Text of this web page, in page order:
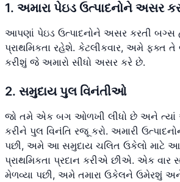
1. અમારા પેઇડ ઉત્પાદનોને અસર
આપણાં પેઇડ ઉત્પાદનોને અસર કરતી બગ્સ
પ્રાથમિકતા રહેશે. કેટલીકવાર, અમે ફક્ત
કરીશું જે અમારો સીધો અસર કરે છે.
2. સમુદાય પુલ વિનંતીઓ
જો તમે એક બગ ઓળખી લીધો છે અને ત્યાં
કરીને પુલ વિનંતિ રજૂ કરો. અમારી
પછી, અમે આ સમુદાય ચલિત ઉકેલો માટે
પ્રાથમિકતા પ્રદાન કરીએ છીએ. એક વાર
મેળવ્યા પછી, અમે તમારા ઉકેલને ઉમેરશું અને